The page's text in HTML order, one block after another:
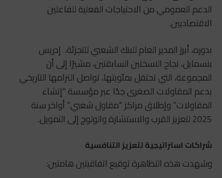
الدعم العمومي من الاحتياجات الفعلية للفاعلين
الاقتصاديين.
بدوره، أبرز المدير العام للبنك الشعبي للتجزئة، إدريس
بنسمايل، نجاح النسختين السابقتين، مشيرًا إلى أن
المجموعة، التي تحتفل بمئويتها، تواصل التزامها التاريخي
بدعم المقاولات الصغرى جدًا عبر مؤسسة “إنشاء
المقاولات” وإطلاق مراكز “مقاول شعبي” أواخر سنة
2025 لتعزيز القرب والاستشارة والولوج إلى التمويل.
شراكات استراتيجية لتعزيز التنافسية
وشهدت هذه التظاهرة توقيع اتفاقيتين هامتين: